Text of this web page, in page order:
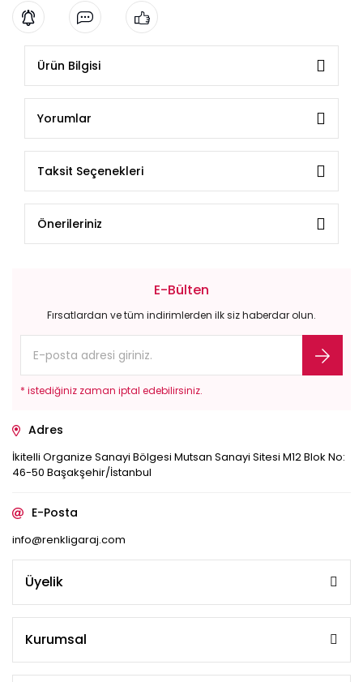
Ürün Bilgisi
Yorumlar
Taksit Seçenekleri
Önerileriniz
E-Bülten
Fırsatlardan ve tüm indirimlerden ilk siz haberdar olun.
* istediğiniz zaman iptal edebilirsiniz.
Adres
İkitelli Organize Sanayi Bölgesi Mutsan Sanayi Sitesi M12 Blok No:
46-50 Başakşehir/İstanbul
E-Posta
info@renkligaraj.com
Üyelik
Kurumsal